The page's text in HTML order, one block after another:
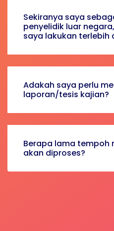
Sekiranya saya
penyelidik luar
saya lakukan terlebih
Adakah saya perlu
laporan/tesis kajian?
Berapa lama tempoh
akan diproses?